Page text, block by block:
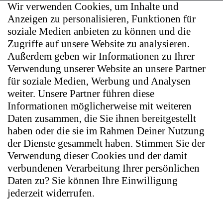
Wir verwenden Cookies, um Inhalte und
Anzeigen zu personalisieren, Funktionen für
soziale Medien anbieten zu können und die
Zugriffe auf unsere Website zu analysieren.
Außerdem geben wir Informationen zu Ihrer
Verwendung unserer Website an unsere Partner
für soziale Medien, Werbung und Analysen
weiter. Unsere Partner führen diese
Informationen möglicherweise mit weiteren
Daten zusammen, die Sie ihnen bereitgestellt
haben oder die sie im Rahmen Deiner Nutzung
der Dienste gesammelt haben. Stimmen Sie der
Verwendung dieser Cookies und der damit
verbundenen Verarbeitung Ihrer persönlichen
Daten zu? Sie können Ihre Einwilligung
jederzeit widerrufen.